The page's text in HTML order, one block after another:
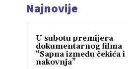
Najnovije
U subotu premijera
dokumentarnog filma
“Sapna između čekića i
nakovnja”